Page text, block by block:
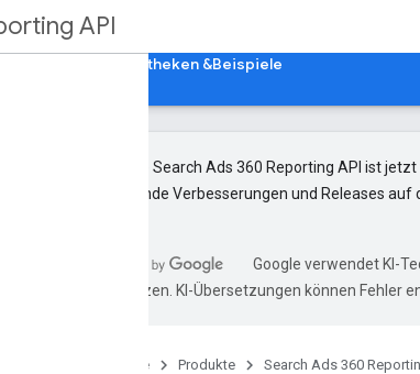
API
Bibliotheken &Beispiele
Die neue Search Ads 360 Reporting API ist
kommende Verbesserungen und Releases auf
Google verwendet KI-
übersetzen. KI-Übersetzungen können Fehler
Startseite Produkte Search Ads 360